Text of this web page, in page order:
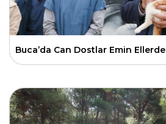
Buca’da Can Dostlar Emin Ellerde